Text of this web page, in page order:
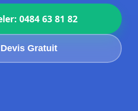
0484 63 81 82
Devis Gratuit